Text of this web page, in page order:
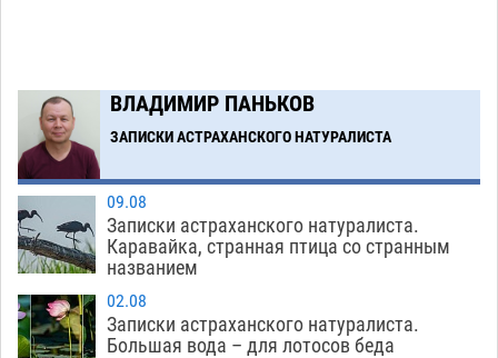
ВЛАДИМИР ПАНЬКОВ
ЗАПИСКИ АСТРАХАНСКОГО НАТУРАЛИСТА
09.08
Записки астраханского натуралиста.
Каравайка, странная птица со странным
названием
02.08
Записки астраханского натуралиста.
Большая вода – для лотосов беда